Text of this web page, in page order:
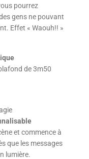
pourrez
gens ne pouvant
Effet « Waouh!! »
de 3m50
et commence à
que les messages
lumière.